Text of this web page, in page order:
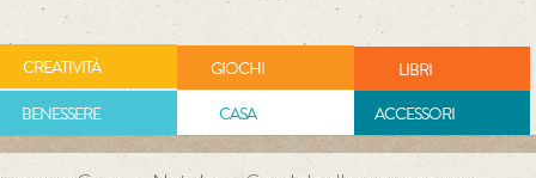
CREATIVITÀ GIOCHI
LIBRI
BENESSERE
CASA ACCESSORI